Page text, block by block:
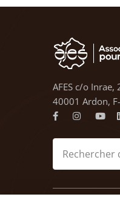
AFES c/o Inrae,
40001 Ardon,